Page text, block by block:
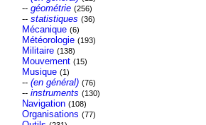
-- géométrie (256)
-- statistiques (36)
Mécanique (6)
Météorologie (193)
Militaire (138)
Mouvement (15)
Musique (1)
-- (en général) (76)
-- instruments (130)
Navigation (108)
Organisations (77)